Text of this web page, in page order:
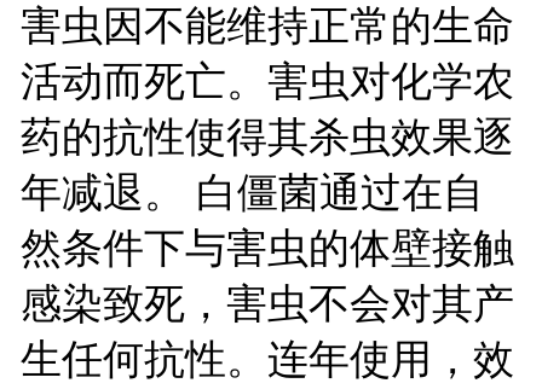
害虫因不能维持正常的生命
活动而死亡。害虫对化学农
药的抗性使得其杀虫效果逐
年减退。 白僵菌通过在自
然条件下与害虫的体壁接触
感染致死，害虫不会对其产
生任何抗性。连年使用，效